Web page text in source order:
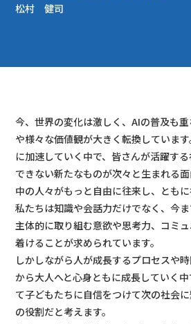
松村 健司
今、世界の変化は激しく、AIの普及も
や様々な価値観が大きく転換していま
に加速していく中で、皆さんが活躍す
できない新たなものが次々と生まれる
中の人々がもっと自由に往来し、ともに
私たちは知識や会話力だけでなく、今
主体的に取り組む意欲や思考力、コミ
着けることが求められています。
しかしながら人が成長するプロセスや
から大人へと心身ともに成長していく
て子どもたちに自信をつけて次の社会
の役割だと考えます。